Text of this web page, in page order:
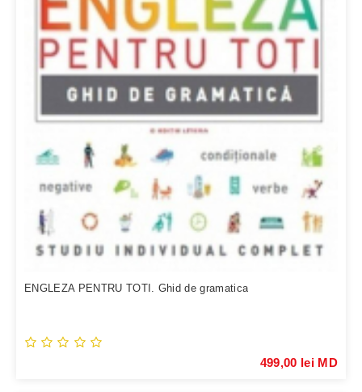
ENGLEZA PENTRU TOTI. Ghid de gramatica
499,00 lei MD